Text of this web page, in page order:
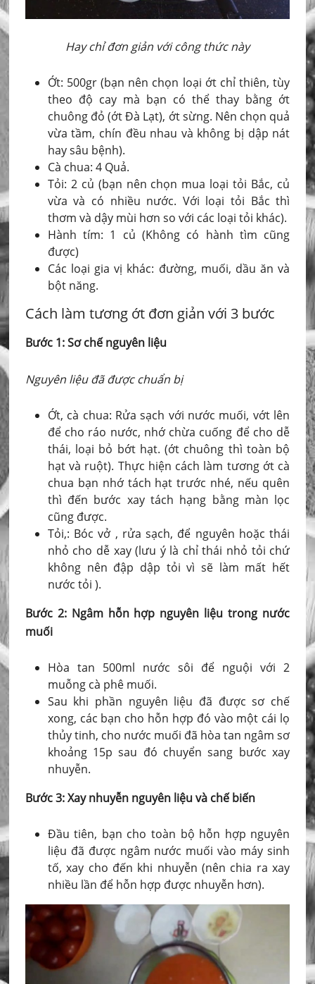
Hay chỉ đơn giản với công thức này
Ớt: 500gr (bạn nên chọn loại ớt chỉ thiên, tùy
theo độ cay mà bạn có thể thay bằng ớt
chuông đỏ (ớt Đà Lạt), ớt sừng. Nên chọn quả
vừa tầm, chín đều nhau và không bị dập nát
hay sâu bệnh).
Cà chua: 4 Quả.
Tỏi: 2 củ (bạn nên chọn mua loại tỏi Bắc, củ
vừa và có nhiều nước. Với loại tỏi Bắc thì
thơm và dậy mùi hơn so với các loại tỏi khác).
Hành tím: 1 củ (Không có hành tìm cũng
được)
Các loại gia vị khác: đường, muối, dầu ăn và
bột năng.
Cách làm tương ớt đơn giản với 3 bước
Bước 1: Sơ chế nguyên liệu
Nguyên liệu đã được chuẩn bị
Ớt, cà chua: Rửa sạch với nước muối, vớt lên
để cho ráo nước, nhớ chừa cuống để cho dễ
thái, loại bỏ bớt hạt. (ớt chuông thì toàn bộ
hạt và ruột). Thực hiện cách làm tương ớt cà
chua bạn nhớ tách hạt trước nhé, nếu quên
thì đến bước xay tách hạng bằng màn lọc
cũng được.
Tỏi,: Bóc vở , rửa sạch, để nguyên hoặc thái
nhỏ cho dễ xay (lưu ý là chỉ thái nhỏ tỏi chứ
không nên đập dập tỏi vì sẽ làm mất hết
nước tỏi ).
Bước 2: Ngâm hỗn hợp nguyên liệu trong nước
muối
Hòa tan 500ml nước sôi để nguội với 2
muỗng cà phê muối.
Sau khi phần nguyên liệu đã được sơ chế
xong, các bạn cho hỗn hợp đó vào một cái lọ
thủy tinh, cho nước muối đã hòa tan ngâm sơ
khoảng 15p sau đó chuyển sang bước xay
nhuyễn.
Bước 3: Xay nhuyễn nguyên liệu và chế biến
Đầu tiên, bạn cho toàn bộ hỗn hợp nguyên
liệu đã được ngâm nước muối vào máy sinh
tố, xay cho đến khi nhuyễn (nên chia ra xay
nhiều lần để hỗn hợp được nhuyễn hơn).